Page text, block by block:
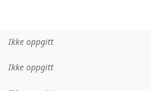
Ikke oppgitt
:
Ikke oppgitt